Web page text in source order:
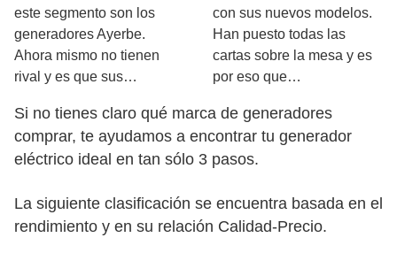
este segmento son los
generadores Ayerbe.
Ahora mismo no tienen
rival y es que sus…
con sus nuevos modelos.
Han puesto todas las
cartas sobre la mesa y es
por eso que…
Si no tienes claro qué marca de generadores
comprar, te ayudamos a encontrar tu generador
eléctrico ideal en tan sólo 3 pasos.
La siguiente clasificación se encuentra basada en el
rendimiento y en su relación Calidad-Precio.